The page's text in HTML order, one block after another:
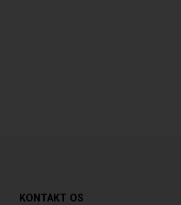
KONTAKT OS